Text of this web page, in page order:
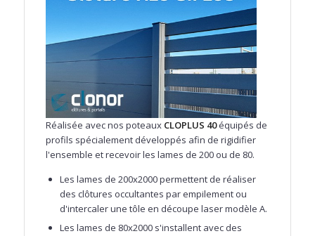
Réalisée avec nos poteaux CLOPLUS 40équipés de
profils spécialement développés afin de rigidifier
l'ensemble et recevoir les lames de 200 ou de 80.
Les lames de 200x2000 permettent de réaliser
des clôtures occultantes par empilement ou
d'intercaler une tôle en découpe laser modèle A.
Les lames de 80x2000 s'installent avec des